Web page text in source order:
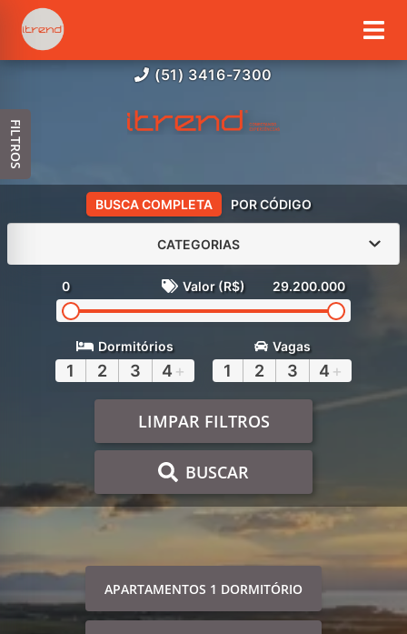
(51) 3416-7300
BUSCA COMPLETA POR CÓDIGO
CATEGORIAS
0 Valor (R$) 29.200.000
Dormitórios
1 2 3 4 +
Vagas
1 2 3 4 +
LIMPAR FILTROS
BUSCAR
APARTAMENTOS 1 DORMITÓRIO
FILTROS